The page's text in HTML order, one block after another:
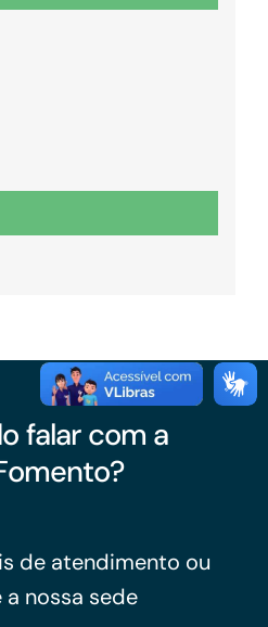
falar com a
de atendimento ou
nossa sede